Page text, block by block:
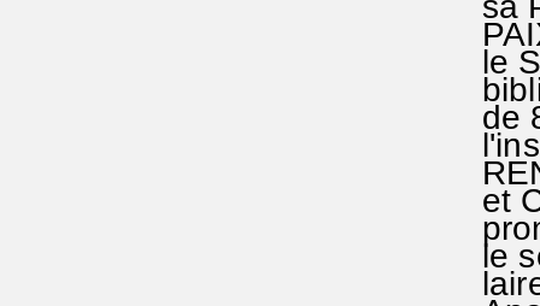
PAIX
le
de 8
et
le
laire: